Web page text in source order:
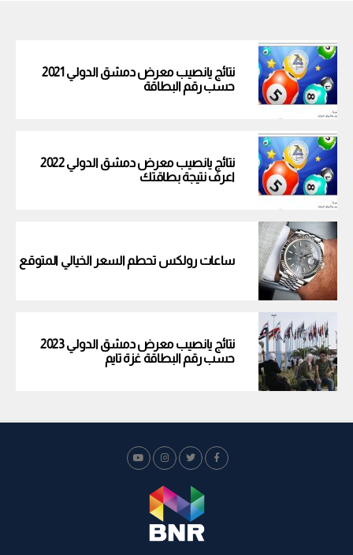
نتائج يانصيب معرض دمشق الدولي 2021
حسب رقم البطاقة
نتائج يانصيب معرض دمشق الدولي 2022
اعرف نتيجة بطاقتك
ساعات رولكس تحطم السعر الخيالي المتوقع
نتائج يانصيب معرض دمشق الدولي 2023
حسب رقم البطاقة غزة تايم